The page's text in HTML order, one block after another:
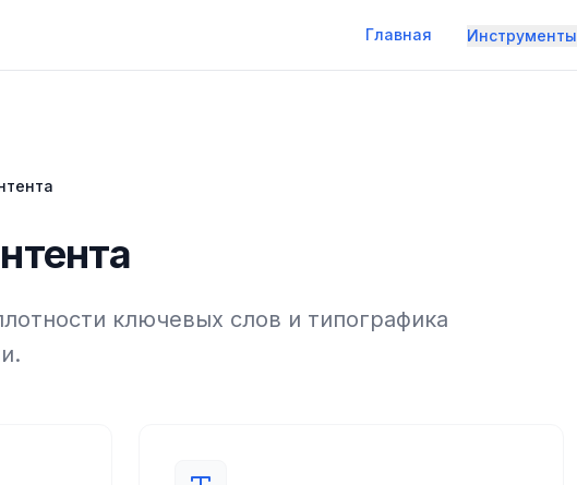
Главная Инструменты
ключевых слов и типографика